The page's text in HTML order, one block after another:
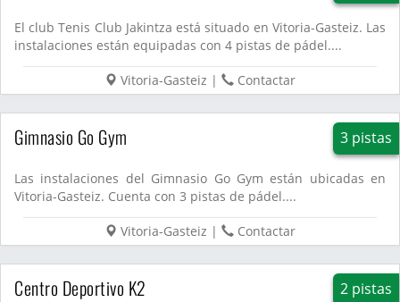
El club Tenis Club Jakintza está situado en Vitoria-Gasteiz. Las
instalaciones están equipadas con 4 pistas de pádel....
Vitoria-Gasteiz | Contactar
Gimnasio Go Gym 3 pistas
Las instalaciones del Gimnasio Go Gym están ubicadas en
Vitoria-Gasteiz. Cuenta con 3 pistas de pádel....
Vitoria-Gasteiz | Contactar
Centro Deportivo K2 2 pistas